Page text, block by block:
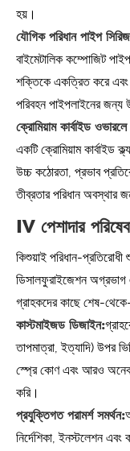
হয়।
যৌগিক পরিধান পাইপ
বাইমেটালিক কম্পোজিট
শক্তিকে একত্রিত করে এবং
পরিবহন পাইপলাইনের
ক্রোমিয়াম কার্বাইড
একটি ক্রোমিয়াম কার্বাইড
উচ্চ কঠোরতা, প্রভাব
তীব্রতার পরিধান
IV পেশাদার
কিশুয়াই পরিধান-প্রতিরোধী
ডিসালফুরাইজেশন অগ্রভাগ
গ্রাহকদের কাছে শেষ-
কাস্টমাইজড ডিজাইন:
তাপমাত্রা, ইত্যাদি) উপর
স্প্রে কোণ এবং আরও অনেক
করি।
প্রযুক্তিগত পরামর্শ সমর্থন:
নির্দেশিকা, ইনস্টলেশন এবং